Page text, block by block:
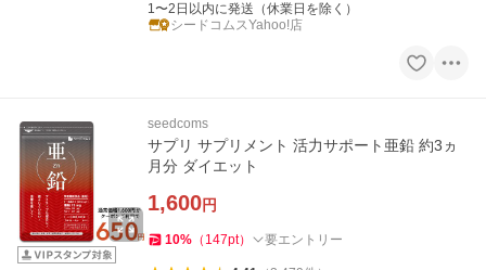
1〜2日以内に発送（休業日を除く）
シードコムスYahoo!店
seedcoms
サプリ サプリメント 活力サポート亜鉛 約3ヵ
月分 ダイエット
1,600円
10% （ 147pt） 要エントリー